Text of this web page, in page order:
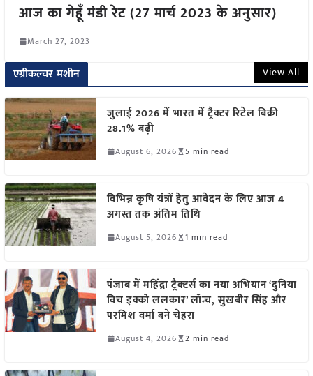
आज का गेहूँ मंडी रेट (27 मार्च 2023 के अनुसार)
March 27, 2023
एग्रीकल्चर मशीन View All
जुलाई 2026 में भारत में ट्रैक्टर रिटेल बिक्री
28.1% बढ़ी
August 6, 2026 5 min read
विभिन्न कृषि यंत्रों हेतु आवेदन के लिए आज 4
अगस्त तक अंतिम तिथि
August 5, 2026 1 min read
पंजाब में महिंद्रा ट्रैक्टर्स का नया अभियान ‘दुनिया
विच इक्को ललकार’ लॉन्च, सुखबीर सिंह और
परमिश वर्मा बने चेहरा
August 4, 2026 2 min read